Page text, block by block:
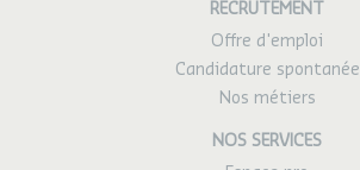
RECRUTEMENT
Offre d'emploi
Candidature spontanée
Nos métiers
NOS SERVICES